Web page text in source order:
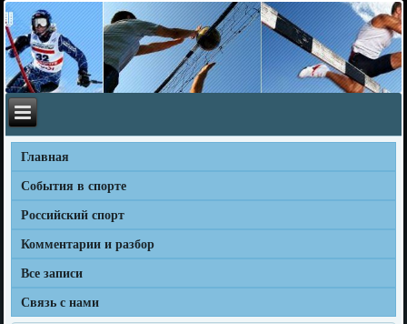
Главная
События в спорте
Российский спорт
Комментарии и разбор
Все записи
Связь с нами